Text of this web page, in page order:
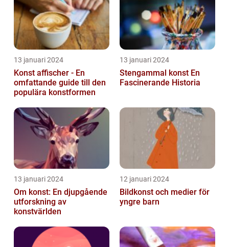
13 januari 2024
Konst affischer - En
omfattande guide till den
populära konstformen
13 januari 2024
Stengammal konst En
Fascinerande Historia
13 januari 2024
Om konst: En djupgående
utforskning av
konstvärlden
12 januari 2024
Bildkonst och medier för
yngre barn